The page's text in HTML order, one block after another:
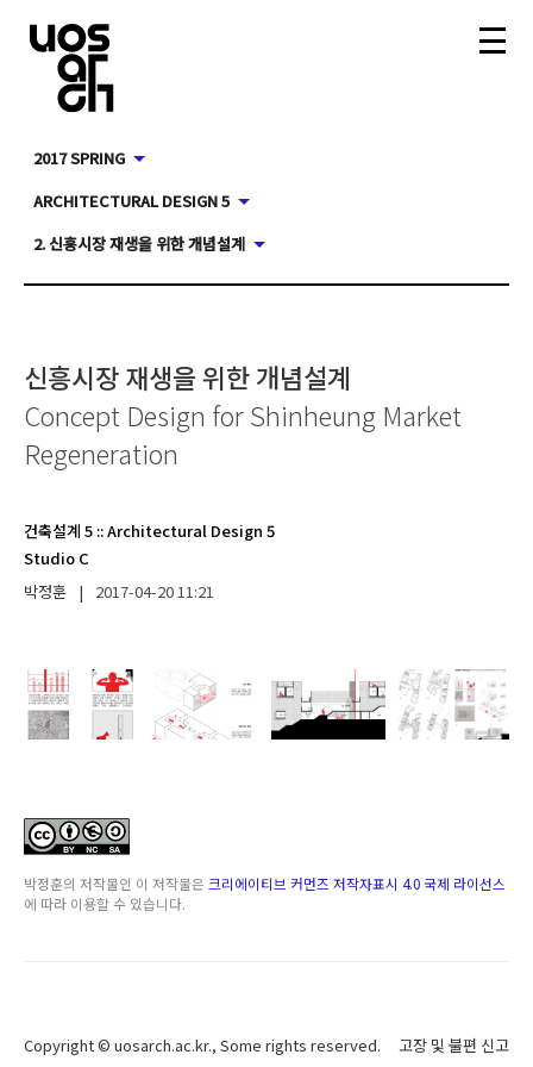
2017 SPRING
ARCHITECTURAL DESIGN 5
2. 신흥시장 재생을 위한 개념설계
신흥시장 재생을 위한 개념설계
Concept Design for Shinheung Market
Regeneration
건축설계 5 ::Architectural Design 5
Studio C
박정훈 | 2017-04-2011:21
박정훈의 저작물인 이 저작물은 크리에이티브 커먼즈 저작자표시 4.0 국제 라이선스
에 따라 이용할 수 있습니다.
Copyright © uosarch.ac.kr., Some rights reserved. 고장 및 불편 신고